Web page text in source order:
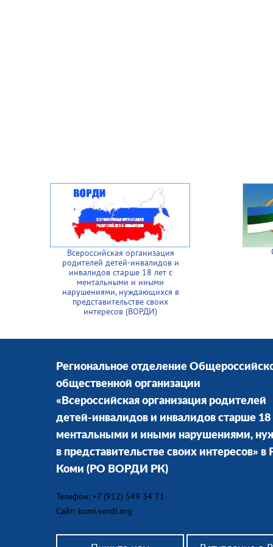
Всероссийская организация
родителей детей-инвалидов и
инвалидов старше 18 лет с
ментальными и иными
нарушениями, нуждающихся в
представительстве своих
интересов (ВОРДИ)
Региональное отделение
общественной организации
«Всероссийская организация родителей
детей-инвалидов и инвалидов старше 18
ментальными и иными нарушениями,
в представительстве своих интересов» в
Коми (РО ВОРДИ РК)
Телефон: +7 (912) 549 34 71
Сайт: komi.vordi.org